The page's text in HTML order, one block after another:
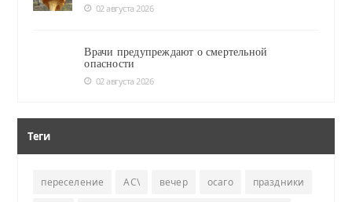
02 августа 2026
Врачи предупреждают о смертельной
опасности
02 августа 2026
Теги
переселение АС\ вечер осаго праздники